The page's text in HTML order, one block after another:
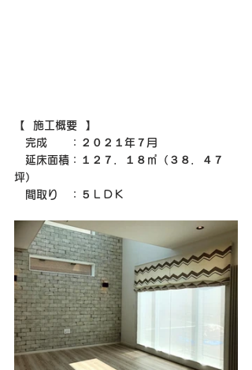
【  施工概要  】
完成　　：２０２１年７月
延床面積：１２７．１８㎡（３８．４７
坪）
間取り　：５ＬＤＫ